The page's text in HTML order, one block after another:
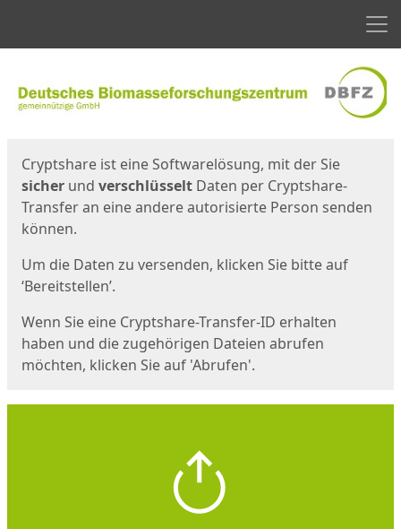
Cryptshare ist eine Softwarelösung, mit der Sie
sicher und verschlüsselt Daten per Cryptshare-
Transfer an eine andere autorisierte Person senden
können.
Um die Daten zu versenden, klicken Sie bitte auf
‘Bereitstellen’.
Wenn Sie eine Cryptshare-Transfer-ID erhalten
haben und die zugehörigen Dateien abrufen
möchten, klicken Sie auf 'Abrufen'.